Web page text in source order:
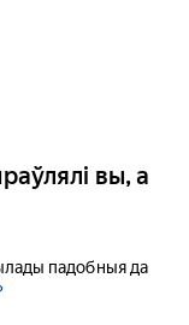
вы, а
падобныя да